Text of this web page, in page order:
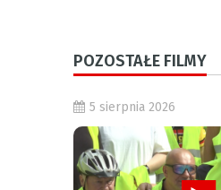
POZOSTAŁE FILMY
5 sierpnia 2026